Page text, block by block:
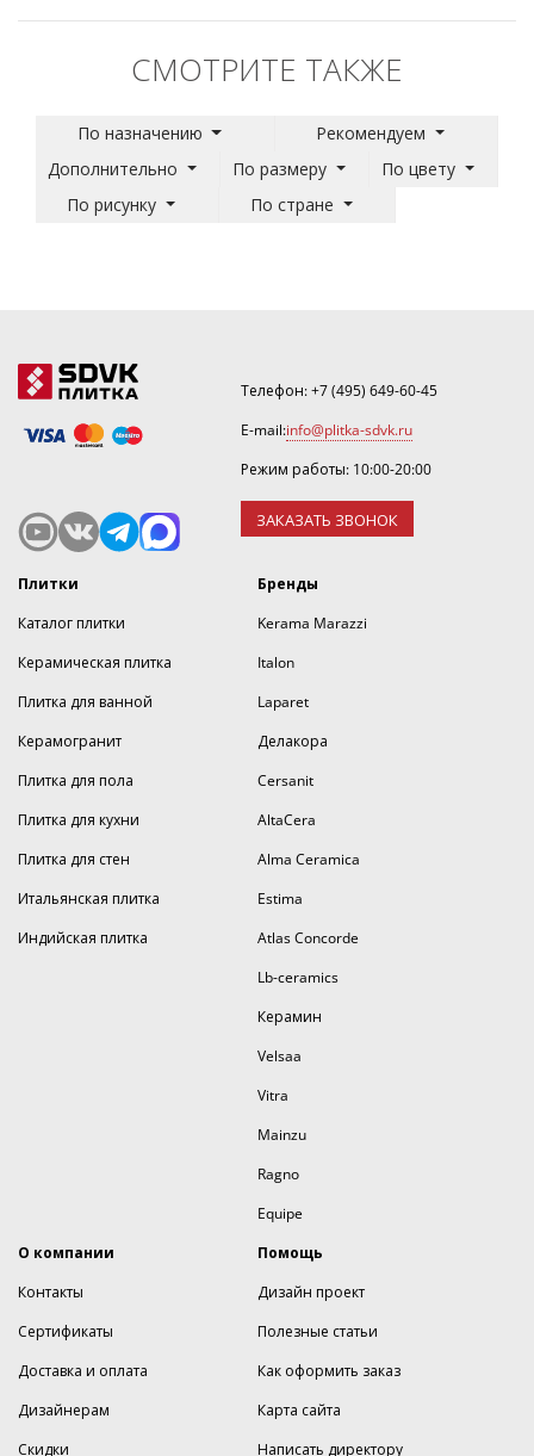
СМОТРИТЕ ТАКЖЕ
По назначению
Рекомендуем
Дополнительно
По размеру
По цвету
По рисунку
По стране
Телефон:+7 (495) 649-60-45
E-mail:info@plitka-sdvk.ru
Режим работы: 10:00-20:00
ЗАКАЗАТЬ ЗВОНОК
Плитки
Каталог плитки
Керамическая плитка
Плитка для ванной
Керамогранит
Плитка для пола
Плитка для кухни
Плитка для стен
Итальянская плитка
Индийская плитка
Бренды
Kerama Marazzi
Italon
Laparet
Делакора
Cersanit
AltaCera
Alma Ceramica
Estima
Atlas Concorde
Lb-ceramics
Керамин
Velsaa
Vitra
Mainzu
Ragno
Equipe
О компании
Контакты
Сертификаты
Доставка и оплата
Дизайнерам
Скидки
Помощь
Дизайн проект
Полезные статьи
Как оформить заказ
Карта сайта
Написать директору